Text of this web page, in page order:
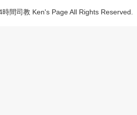
間司教 Ken's Page All Rights Reserved.